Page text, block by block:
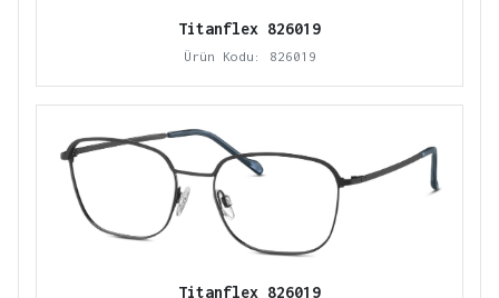
Titanflex 826019
Ürün Kodu: 826019
Titanflex 826019